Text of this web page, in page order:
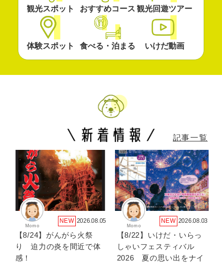
観光スポット おすすめコース 観光回遊ツアー
体験スポット 食べる・泊まる いけだ動画
記事一覧
Momo
NEW 2026.08.05
【8/24】がんがら火祭
り 迫力の炎を間近で体
感！
Momo
NEW 2026.08.03
【8/22】いけだ・いらっ
しゃいフェスティバル
2026 夏の思い出をナイ